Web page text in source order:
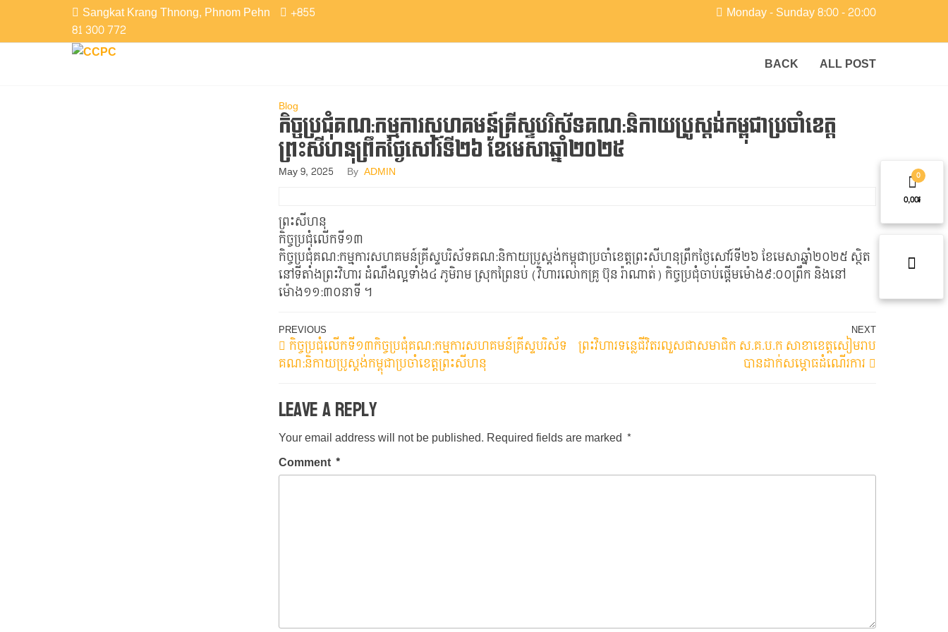
the
Sangkat Krang Thnong, Phnom Pehn
+855
81 300 772
Monday - Sunday 8:00 - 20:00
CCPC BACK ALL POST
Blog
កិច្ចប្រជុំគណ:កម្មការសហគមន៍គ្រីស្ទបរិស័ទគណ:និកាយប្រូស្តង់កម្ពុជាប្រចាំខេត្ត
ព្រះសីហនុព្រឹកថ្ងៃសៅរ៍ទី២៦​ ខែមេសាឆ្នាំ២០២៥
May 9, 2025 By ADMIN
ព្រះសីហនុ
កិច្ចប្រជុំលើកទី១៣
កិច្ចប្រជុំគណ:កម្មការសហគមន៍គ្រីស្ទបរិស័ទគណ:និកាយប្រូស្តង់កម្ពុជាប្រចាំខេត្តព្រះសីហនុព្រឹកថ្ងៃសៅរ៍ទី២៦​ ខែមេសាឆ្នាំ២០២៥​ ស្ថិត
នៅទីតាំងព្រះវិហារ ដំណឹងល្អទាំង៤ ភូមិរាម ស្រុកព្រៃនប់ (វិហារលោកគ្រូ ប៊ុន រ៉ាណាត់) កិច្ចប្រជុំចាប់ផ្តើមម៉ោង៩:០០ព្រឹក និងនៅ
ម៉ោង១១:៣០នាទី​ ។
Post
navigation
Previous
Post
PREVIOUS
កិច្ចប្រជុំលើកទី១៣កិច្ចប្រជុំគណ:កម្មការសហគមន៍គ្រីស្ទបរិស័ទ
គណ:និកាយប្រូស្តង់កម្ពុជាប្រចាំខេត្តព្រះសីហនុ
Next
NEXT
ព្រះវិហារទន្លេជីវិតរលួសជាសមាជិក​ ស.គ.ប.ក​ សាខាខេត្តសៀមរាប
បានដាក់សម្ភោធដំណើរការ
Leave a Reply
Your email address will not be published. Required fields are marked *
Comment *
0
0,00៛